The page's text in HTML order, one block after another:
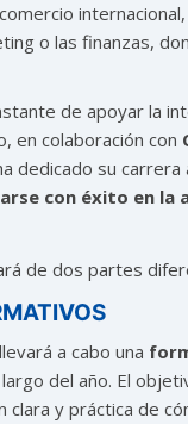
o las finanzas,
de apoyar la
en colaboración con
dedicado su carrera
con éxito en la
de dos partes
a cabo una
del año. El
clara y práctica de
ayudarte
empresa e
aceptas